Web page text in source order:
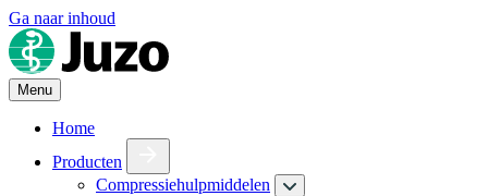
Ga naar inhoud
Menu
Home
Producten
Compressiehulpmiddelen